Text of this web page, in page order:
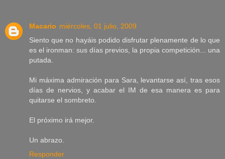
Macario miércoles, 01 julio, 2009
Siento que no hayáis podido disfrutar plenamente de lo que
es el ironman: sus días previos, la propia competición... una
putada.
Mi máxima admiración para Sara, levantarse así, tras esos
días de nervios, y acabar el IM de esa manera es para
quitarse el sombreto.
El próximo irá mejor.
Un abrazo.
Responder